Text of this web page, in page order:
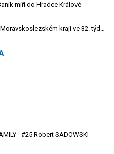
míří do Hradce Králové
Podívejte se na miminka narozená v Moravskoslezském kraji ve 32. týdnu roku 2026
- #25 Robert SADOWSKI